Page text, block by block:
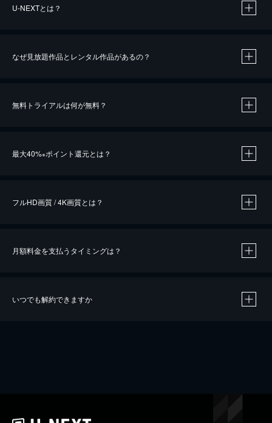
U-NEXTとは？
なぜ見放題作品とレンタル作品があるの？
無料トライアルは何が無料？
最大40%※ポイント還元とは？
※40％ポイント還元の対象は、クレジットカード決済による作品の購入 / レンタルです。
iOSアプリのUコイン決済による作品の購入 / レンタルは、20％のポイント還元です。
フルHD画質 / 4K画質とは？
月額料金を支払うタイミングは？
いつでも解約できますか